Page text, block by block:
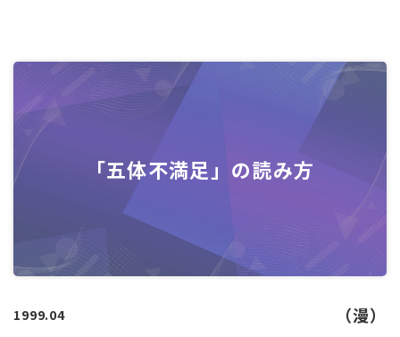
「五体不満足」の読み方
1999.04 （漫）